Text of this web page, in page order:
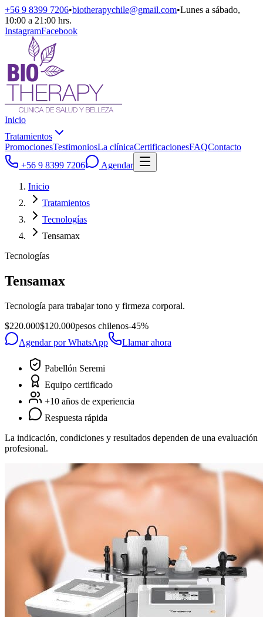
+56 9 8399 7206•biotherapychile@gmail.com•Lunes a sábado,
10:00 a 21:00 hrs.
InstagramFacebook
Inicio
Tratamientos
PromocionesTestimoniosLa clínicaCertificacionesFAQContacto
+56 9 8399 7206
Agendar
Inicio
Tratamientos
Tecnologías
Tensamax
Tecnologías
Tensamax
Tecnología para trabajar tono y firmeza corporal.
$220.000$120.000pesos chilenos-45%
Agendar por WhatsApp
Llamar ahora
Pabellón Seremi
Equipo certificado
+10 años de experiencia
Respuesta rápida
La indicación, condiciones y resultados dependen de una evaluación
profesional.